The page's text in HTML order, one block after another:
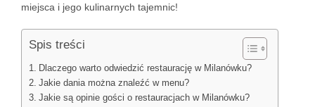
miejsca i jego kulinarnych tajemnic!
Spis treści
Dlaczego warto odwiedzić restaurację w Milanówku?
Jakie dania można znaleźć w menu?
Jakie są opinie gości o restauracjach w Milanówku?